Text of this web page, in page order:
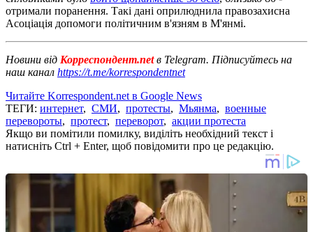
отримали поранення. Такі дані оприлюднила правозахисна
Асоціація допомоги політичним в'язням в М'янмі.
Новини від Корреспондент.netв Telegram. Підписуйтесь на
наш канал https://t.me/korrespondentnet
Читайте Korrespondent.net в Google News
ТЕГИ: интернет, СМИ, протесты, Мьянма, военные
перевороты, протест, переворот, акции протеста
Якщо ви помітили помилку, виділіть необхідний текст і
натисніть Ctrl + Enter, щоб повідомити про це редакцію.